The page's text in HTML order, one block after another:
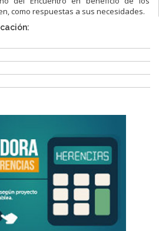
como respuestas a sus necesidades.